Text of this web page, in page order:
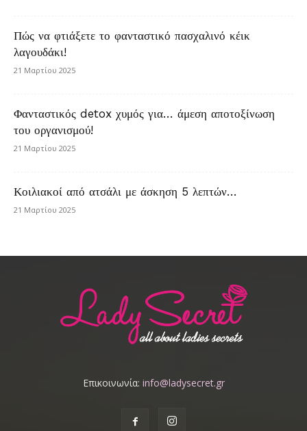
Πώς να φτιάξετε το φανταστικό πασχαλινό κέικ
λαγουδάκι!
21 Μαρτίου 2025
Φανταστικός detox χυμός για… άμεση αποτοξίνωση
του οργανισμού!
21 Μαρτίου 2025
Κοιλιακοί από ατσάλι με άσκηση 5 λεπτών…
21 Μαρτίου 2025
Επικοινωνία: info@ladysecret.gr